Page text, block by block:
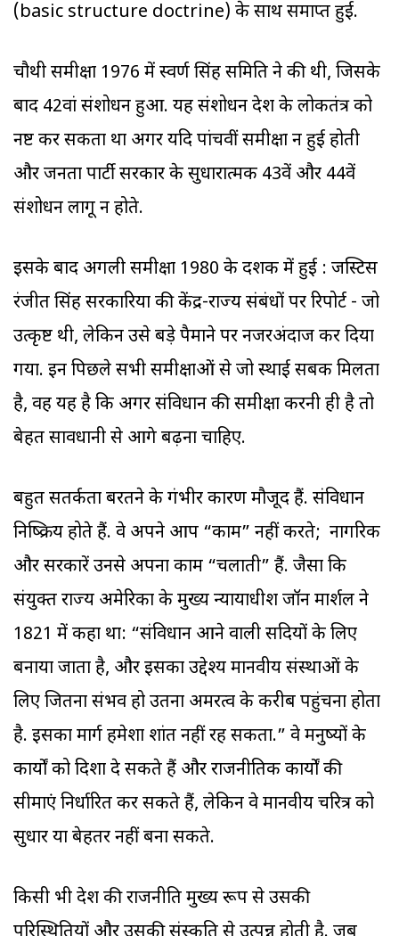
(basic structure doctrine) के साथ समाप्त हुई.
चौथी समीक्षा 1976 में स्वर्ण सिंह समिति ने की थी, जिसके
बाद 42वां संशोधन हुआ. यह संशोधन देश के लोकतंत्र को
नष्ट कर सकता था अगर यदि पांचवीं समीक्षा न हुई होती
और जनता पार्टी सरकार के सुधारात्मक 43वें और 44वें
संशोधन लागू न होते.
इसके बाद अगली समीक्षा 1980 के दशक में हुई : जस्टिस
रंजीत सिंह सरकारिया की केंद्र-राज्य संबंधों पर रिपोर्ट - जो
उत्कृष्ट थी, लेकिन उसे बड़े पैमाने पर नजरअंदाज कर दिया
गया. इन पिछले सभी समीक्षाओं से जो स्थाई सबक मिलता
है, वह यह है कि अगर संविधान की समीक्षा करनी ही है तो
बेहत सावधानी से आगे बढ़ना चाहिए.
बहुत सतर्कता बरतने के गंभीर कारण मौजूद हैं. संविधान
निष्क्रिय होते हैं. वे अपने आप “काम” नहीं करते; नागरिक
और सरकारें उनसे अपना काम “चलाती” हैं. जैसा कि
संयुक्त राज्य अमेरिका के मुख्य न्यायाधीश जॉन मार्शल ने
1821 में कहा था: “संविधान आने वाली सदियों के लिए
बनाया जाता है, और इसका उद्देश्य मानवीय संस्थाओं के
लिए जितना संभव हो उतना अमरत्व के करीब पहुंचना होता
है. इसका मार्ग हमेशा शांत नहीं रह सकता.” वे मनुष्यों के
कार्यों को दिशा दे सकते हैं और राजनीतिक कार्यों की
सीमाएं निर्धारित कर सकते हैं, लेकिन वे मानवीय चरित्र को
सुधार या बेहतर नहीं बना सकते.
किसी भी देश की राजनीति मुख्य रूप से उसकी